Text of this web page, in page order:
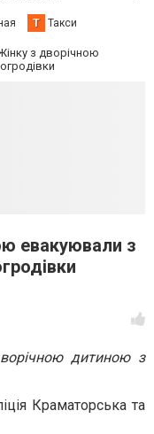
Т Такси
з дворічною
евакуювали з
дитиною з
Краматорська та